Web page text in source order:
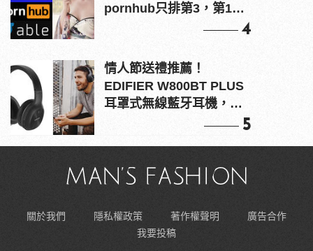
pornhub只排第3，第1名
4
情人節送禮推薦！
EDIFIER W800BT PLUS
耳罩式無線藍牙耳機，在
5
關於我們 隱私權政策 著作權聲明
廣告合作
我要投稿